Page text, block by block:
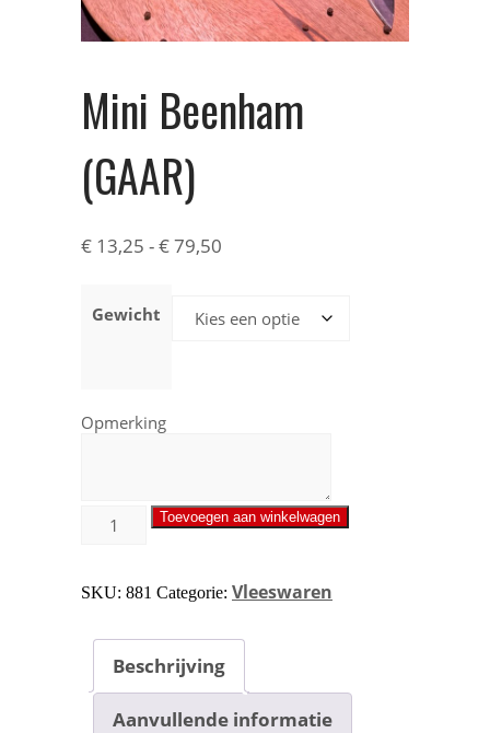
Mini Beenham
(GAAR)
€ 13,25 -€79,50
Gewicht
Opmerking
Toevoegen aan winkelwagen
SKU: 881 Categorie: Vleeswaren
Beschrijving
Aanvullende informatie